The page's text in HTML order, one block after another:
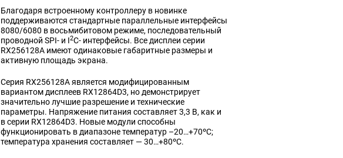
Благодаря встроенному контроллеру в новинке
поддерживаются стандартные параллельные интерфейсы
8080/6080 в восьмибитовом режиме, последовательный
проводной SPI- и I2C- интерфейсы. Все дисплеи серии
RX256128A имеют одинаковые габаритные размеры и
активную площадь экрана.
Серия RX256128A является модифицированным
вариантом дисплеев RX12864D3, но демонстрирует
значительно лучшие разрешение и технические
параметры. Напряжение питания составляет 3,3 В, как и
в серии RX12864D3. Новые модули способны
функционировать в диапазоне температур –20…+70ºC;
температура хранения составляет — 30…+80ºC.